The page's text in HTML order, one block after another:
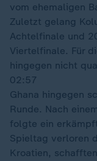
vom ehemaligen
Zuletzt gelang
Achtelfinale und
Viertelfinale. Für
hingegen nicht
02:57
Ghana hingegen
Runde. Nach
folgte ein
Spieltag verloren
Kroatien,